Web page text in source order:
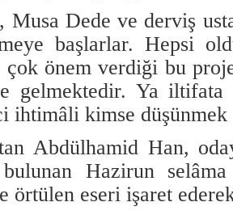
Musa Dede ve derviş
başlarlar. Hepsi
çok önem verdiği bu
gelmektedir. Ya
kimse düşünmek
Abdülhamid Han,
Hazirun
örtülen eseri işaret